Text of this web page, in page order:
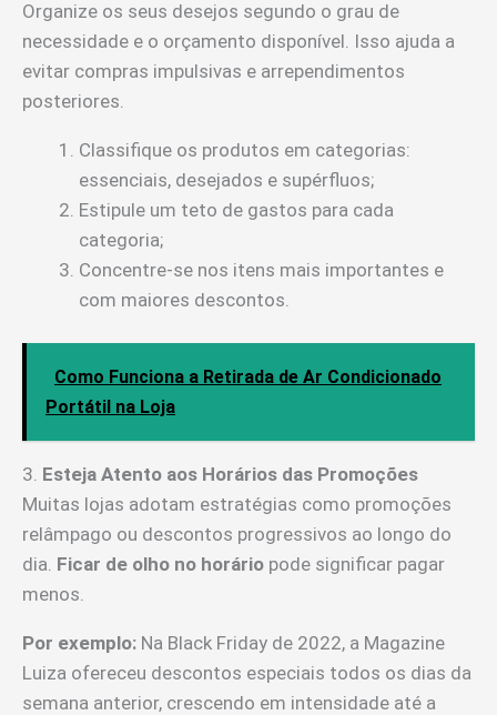
Organize os seus desejos segundo o grau de
necessidade e o orçamento disponível. Isso ajuda a
evitar compras impulsivas e arrependimentos
posteriores.
Classifique os produtos em categorias:
essenciais, desejados e supérfluos;
Estipule um teto de gastos para cada
categoria;
Concentre-se nos itens mais importantes e
com maiores descontos.
Como Funciona a Retirada de Ar Condicionado
Portátil na Loja
3. Esteja Atento aos Horários das Promoções
Muitas lojas adotam estratégias como promoções
relâmpago ou descontos progressivos ao longo do
dia. Ficar de olho no horário pode significar pagar
menos.
Por exemplo: Na Black Friday de 2022, a Magazine
Luiza ofereceu descontos especiais todos os dias da
semana anterior, crescendo em intensidade até a